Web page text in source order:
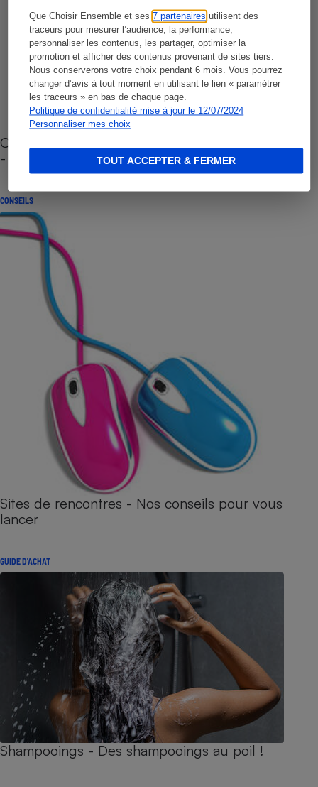
Que Choisir Ensemble et ses7 partenaires utilisent des
traceurs pour mesurer l’audience, la performance,
personnaliser les contenus, les partager, optimiser la
promotion et afficher des contenus provenant de sites tiers.
Nous conserverons votre choix pendant 6 mois. Vous pourrez
changer d’avis à tout moment en utilisant le lien « paramétrer
les traceurs » en bas de chaque page.
Politique de confidentialité mise à jour le 12/07/2024
Personnaliser mes choix
TOUT ACCEPTER & FERMER
Cafetière à capsules zéro déchet CoffeeB (vidéo)
- Premières impressions
CONSEILS
Sites de rencontres - Nos conseils pour vous
lancer
GUIDE D'ACHAT
Shampooings - Des shampooings au poil !